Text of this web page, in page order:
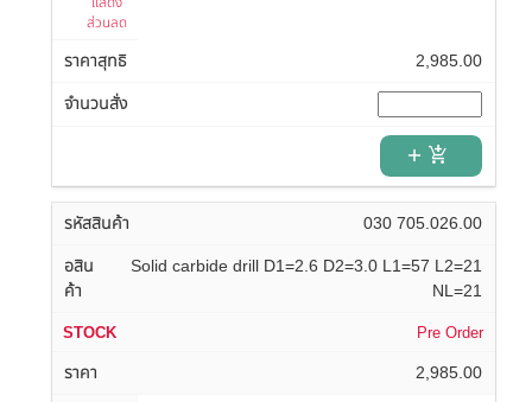
ส่วนลด
2,985.00
add_shopping_cart
030 705.026.00
Solid carbide drill D1=2.6 D2=3.0 L1=57 L2=21
NL=21
Pre Order
2,985.00